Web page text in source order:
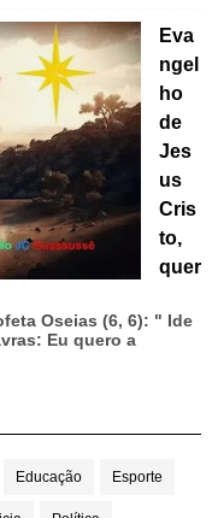
Eva
ngel
ho
de
Jes
us
Cris
to,
quer
Oseias (6, 6): " Ide
Eu quero a
Educação Esporte